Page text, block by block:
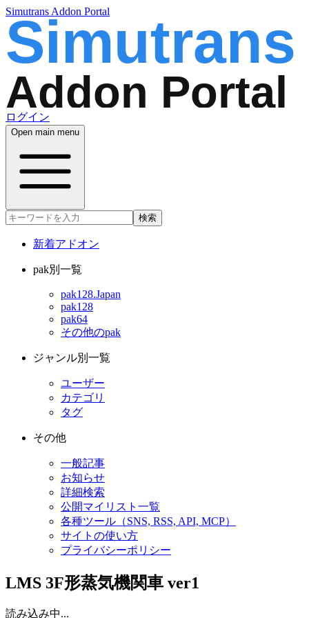
Simutrans Addon Portal
ログイン
Open main menu
検索
新着アドオン
pak別一覧
pak128.Japan
pak128
pak64
その他のpak
ジャンル別一覧
ユーザー
カテゴリ
タグ
その他
一般記事
お知らせ
詳細検索
公開マイリスト一覧
各種ツール（SNS, RSS, API, MCP）
サイトの使い方
プライバシーポリシー
LMS 3F形蒸気機関車 ver1
読み込み中...